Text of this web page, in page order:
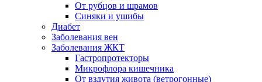
От рубцов и шрамов
Синяки и ушибы
Диабет
Заболевания вен
Заболевания ЖКТ
Гастропротекторы
Микрофлора кишечника
От вздутия живота (ветрогонные)